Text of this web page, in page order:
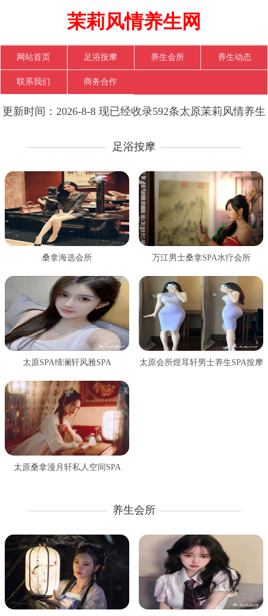
茉莉风情养生网
网站首页 足浴按摩 养生会所 养生动态
联系我们 商务合作
更新时间：2026-8-8 现已经收录592条太原茉莉风情养生
足浴按摩
桑拿海选会所 万江男士桑拿SPA水疗会所
太原SPA缔澜轩风雅SPA 太原会所煜耳轩男士养生SPA按摩
太原桑拿漫月轩私人空间SPA
养生会所